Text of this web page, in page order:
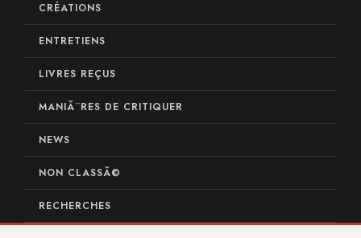
CRÉATIONS
ENTRETIENS
LIVRES REÇUS
MANIÃ¨RES DE CRITIQUER
NEWS
NON CLASSÃ©
RECHERCHES